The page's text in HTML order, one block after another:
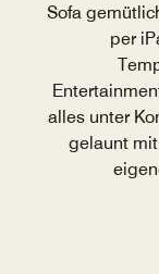
Sofa
per
alles unter
gelaunt